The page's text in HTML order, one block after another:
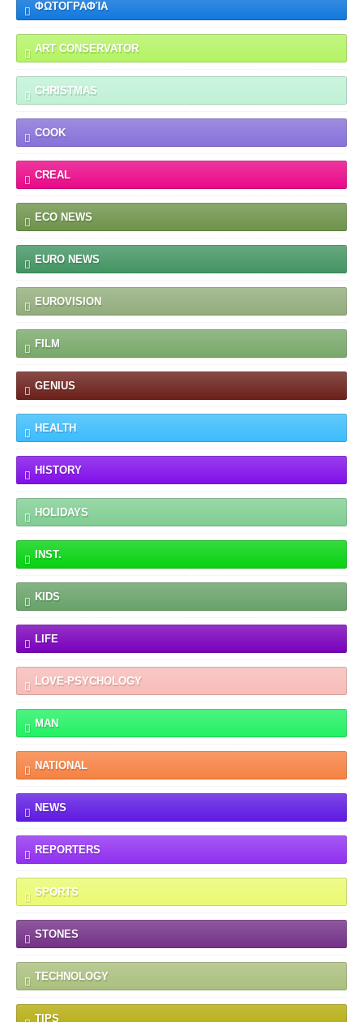
ΦΩΤΟΓΡΑΦΊΑ
ART CONSERVATOR
CHRISTMAS
COOK
CREAL
ECO NEWS
EURO NEWS
EUROVISION
FILM
GENIUS
HEALTH
HISTORY
HOLIDAYS
INST.
KIDS
LIFE
LOVE-PSYCHOLOGY
MAN
NATIONAL
NEWS
REPORTERS
SPORTS
STONES
TECHNOLOGY
TIPS